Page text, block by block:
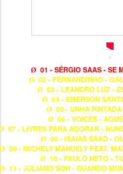
Ø 01 - SÉRGIO SAAS - SE
Ø 02 - FERNANDINHO -
Ø 03 - LEANDRO LUZ -
Ø 04 - EMERSON
Ø 05 - UNHA
Ø 06 - VOICES -
07 - LIVRES PARA ADORAR -
Ø 08 - ISAIAS SAAD -
09 - MICHELY MANUELY FEAT.
Ø 10 - PAULO NETO -
11 - JULIANO SON - QUANDO